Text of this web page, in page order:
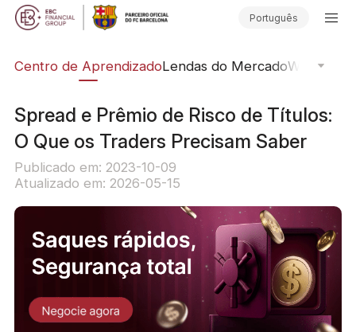
Português
Centro de AprendizadoLendas do MercadoWebinars
Spread e Prêmio de Risco de Títulos:
O Que os Traders Precisam Saber
Publicado em: 2023-10-09
Atualizado em: 2026-05-15